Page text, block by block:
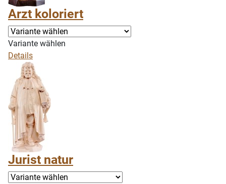
Arzt koloriert
Variante wählen
Details
Jurist natur